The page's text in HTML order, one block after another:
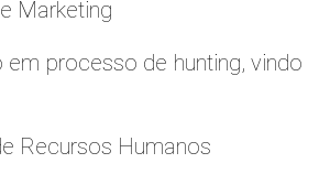
Marketing
em processo de hunting, vindo
Recursos Humanos